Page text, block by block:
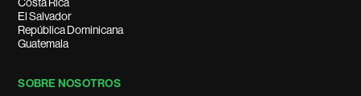
El Salvador
República Dominicana
Guatemala
SOBRE NOSOTROS